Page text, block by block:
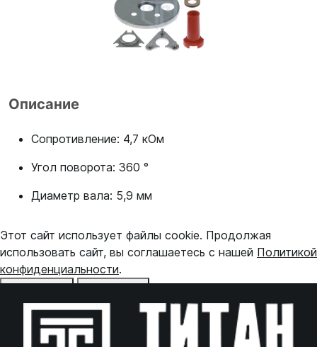
Описание
Сопротивление: 4,7 кОм
Угол поворота: 360 °
Диаметр вала: 5,9 мм
Этот сайт использует файлы cookie. Продолжая
использовать сайт, вы соглашаетесь с нашей Политикой
конфиденциальности.